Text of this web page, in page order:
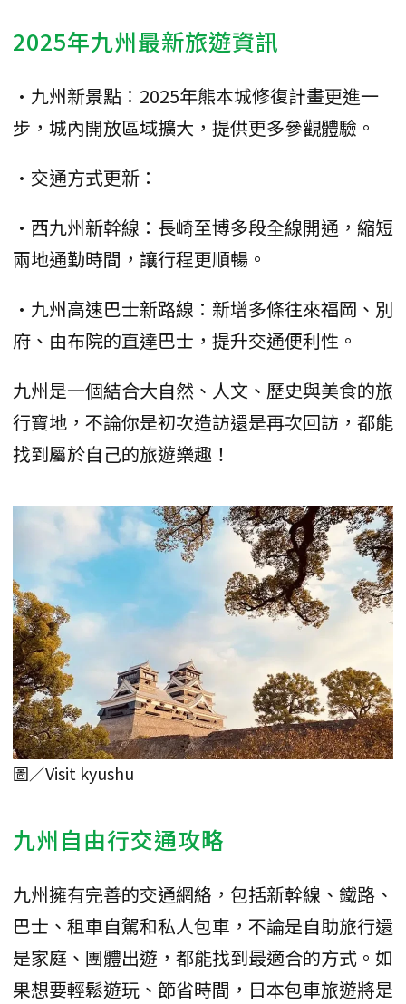
2025年九州最新旅遊資訊
•九州新景點：2025年熊本城修復計畫更進一
步，城內開放區域擴大，提供更多參觀體驗。
•交通方式更新：
•西九州新幹線：長崎至博多段全線開通，縮短
兩地通勤時間，讓行程更順暢。
•九州高速巴士新路線：新增多條往來福岡、別
府、由布院的直達巴士，提升交通便利性。
九州是一個結合大自然、人文、歷史與美食的旅
行寶地，不論你是初次造訪還是再次回訪，都能
找到屬於自己的旅遊樂趣！
圖／Visit kyushu
九州自由行交通攻略
九州擁有完善的交通網絡，包括新幹線、鐵路、
巴士、租車自駕和私人包車，不論是自助旅行還
是家庭、團體出遊，都能找到最適合的方式。如
果想要輕鬆遊玩、節省時間，日本包車旅遊將是